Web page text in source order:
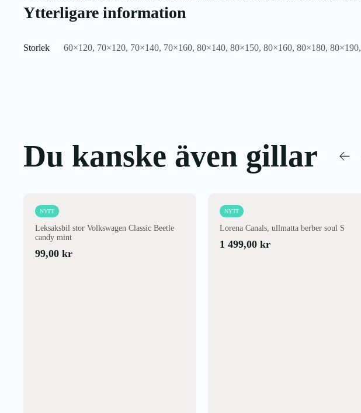
Ytterligare information
Storlek 60×120, 70×120, 70×140, 70×160, 80×140, 80×150, 80×160, 80×180, 80×190,
Du kanske även gillar
NYTT
Leksaksbil stor Volkswagen Classic Beetle
candy mint
99,00 kr
NYTT
Lorena Canals, ullmatta berber soul S
1 499,00kr